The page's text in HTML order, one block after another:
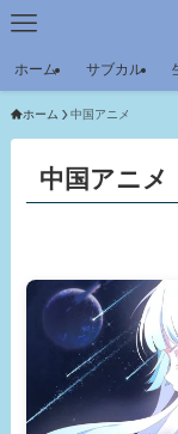
ホーム サブカル
ホーム 中国アニメ
中国アニメ